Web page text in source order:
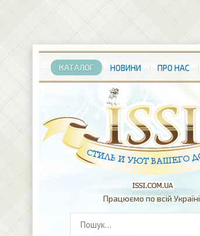
КАТАЛОГ НОВИНИ ПРО НАС
Працюємо по всій Україні